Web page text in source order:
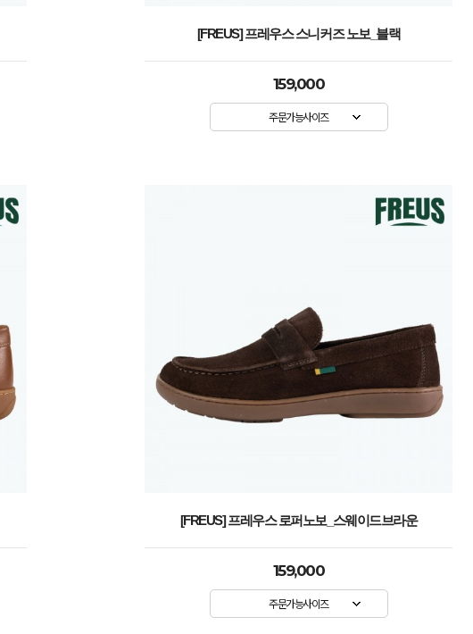
[FREUS] 프레우스 스니커즈 노보_블랙
159,000
주문가능사이즈
[FREUS] 프레우스 로퍼노보_스웨이드브라운
159,000
주문가능사이즈